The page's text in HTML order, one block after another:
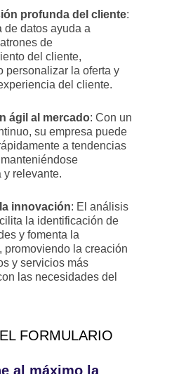
profunda del cliente:
de datos ayuda a
de
del cliente,
personalizar la oferta y
del cliente.
ágil al mercado: Con un
su empresa puede
a tendencias
y relevante.
innovación: El análisis
la identificación de
y fomenta la
promoviendo la creación
y servicios más
las necesidades del
FORMULARIO
al máximo la